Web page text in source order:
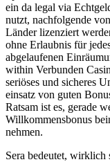
ein da legal via
nutzt, nachfolgende
Länder lizenziert
ohne Erlaubnis für
abgelaufenen
within Verbunden
seriöses und sicheres
einsatz von guten
Ratsam ist es, gerade
Willkommensbonus
nehmen.
Sera bedeutet, wirklich